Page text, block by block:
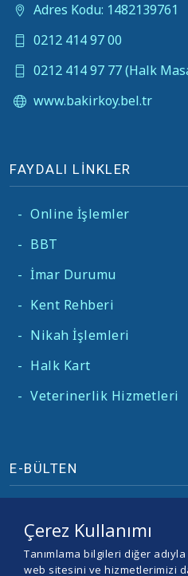
Adres Kodu: 1482139761
0212 414 97 00
0212 414 97 77 (Halk
www.bakirkoy.bel.tr
FAYDALI LİNKLER
- Online İşlemler
- BBT
- İmar Durumu
- Kent Rehberi
- Nikah İşlemleri
- Halk Kart
- Veterinerlik Hizmetleri
E-BÜLTEN
Çerez Kullanımı
Tanımlama bilgileri diğer
web sitesini ve hizmetlerimizi